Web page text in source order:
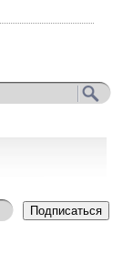
Подписаться